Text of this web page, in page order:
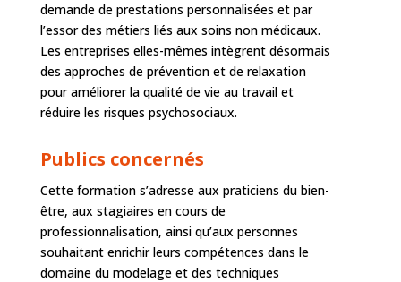
demande de prestations personnalisées et par
l’essor des métiers liés aux soins non médicaux.
Les entreprises elles-mêmes intègrent désormais
des approches de prévention et de relaxation
pour améliorer la qualité de vie au travail et
réduire les risques psychosociaux.
Publics concernés
Cette formation s’adresse aux praticiens du bien-
être, aux stagiaires en cours de
professionnalisation, ainsi qu’aux personnes
souhaitant enrichir leurs compétences dans le
domaine du modelage et des techniques